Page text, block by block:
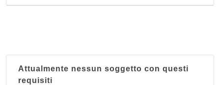
Attualmente nessun soggetto con questi
requisiti